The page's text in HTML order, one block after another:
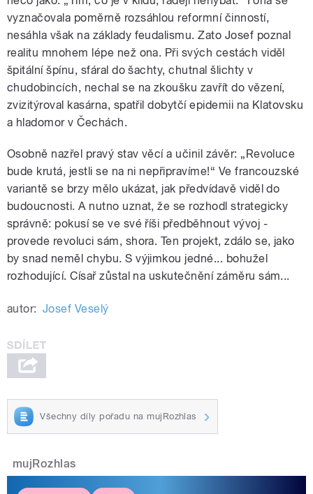
vyznačovala poměrně rozsáhlou reformní činností,
nesáhla však na základy feudalismu. Zato Josef poznal
realitu mnohem lépe než ona. Při svých cestách viděl
špitální špínu, sfáral do šachty, chutnal šlichty v
chudobincích, nechal se na zkoušku zavřít do vězení,
zvizitýroval kasárna, spatřil dobytčí epidemii na Klatovsku
a hladomor v Čechách.
Osobně nazřel pravý stav věcí a učinil závěr: „Revoluce
bude krutá, jestli se na ni nepřipravíme!“ Ve francouzské
variantě se brzy mělo ukázat, jak předvídavě viděl do
budoucnosti. A nutno uznat, že se rozhodl strategicky
správně: pokusí se ve své říši předběhnout vývoj -
provede revoluci sám, shora. Ten projekt, zdálo se, jako
by snad neměl chybu. S výjimkou jedné... bohužel
rozhodující. Císař zůstal na uskutečnění záměru sám...
autor: Josef Veselý
Všechny díly pořadu na mujRozhlas
mujRozhlas